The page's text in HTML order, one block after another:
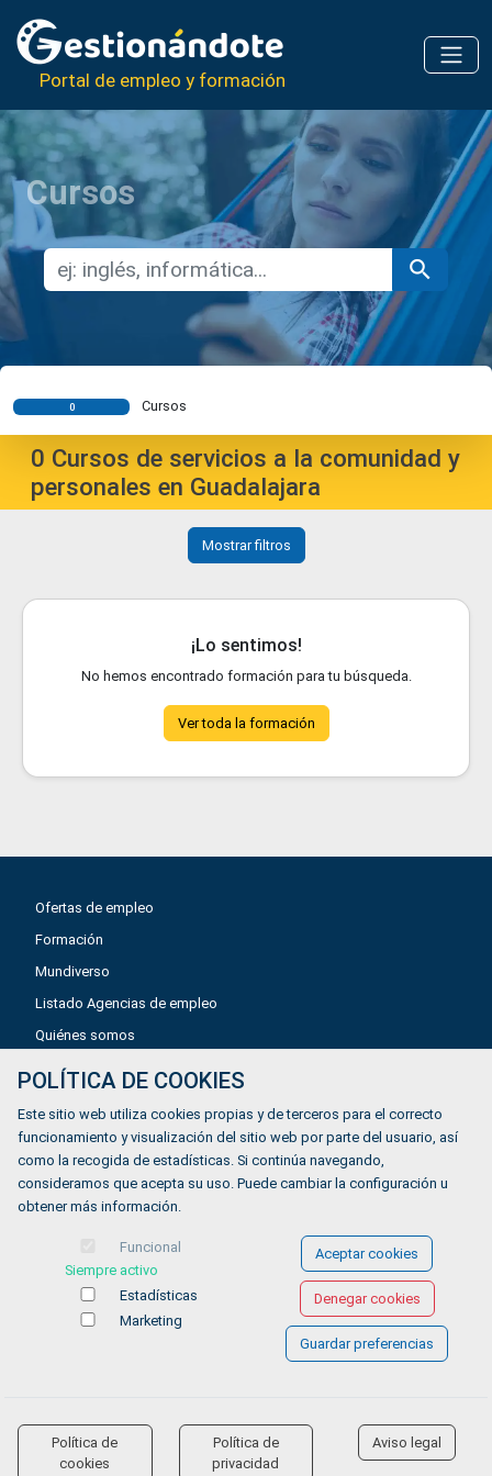
Portal de empleo y formación
Cursos
0 Cursos
0 Cursos de servicios a la comunidad y
personales en Guadalajara
Mostrar filtros
¡Lo sentimos!
No hemos encontrado formación para tu búsqueda.
Ver toda la formación
Ofertas de empleo
Formación
Mundiverso
Listado Agencias de empleo
Quiénes somos
Política de privacidad
Política de Cookies
Accesibilidad
© COPYRIGHT 2026 Gestionándote.com
POLÍTICA DE COOKIES
Este sitio web utiliza cookies propias y de terceros para el correcto
funcionamiento y visualización del sitio web por parte del usuario, así
como la recogida de estadísticas. Si continúa navegando,
consideramos que acepta su uso. Puede cambiar la configuración u
obtener más información.
Funcional
Siempre activo
Estadísticas
Marketing
Aceptar cookies
Denegar cookies
Guardar preferencias
Política de
cookies
Política de
privacidad
Aviso legal